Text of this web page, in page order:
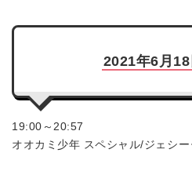
2021年6月18
19:00～20:57
オオカミ少年 スペシャル/ジェシ